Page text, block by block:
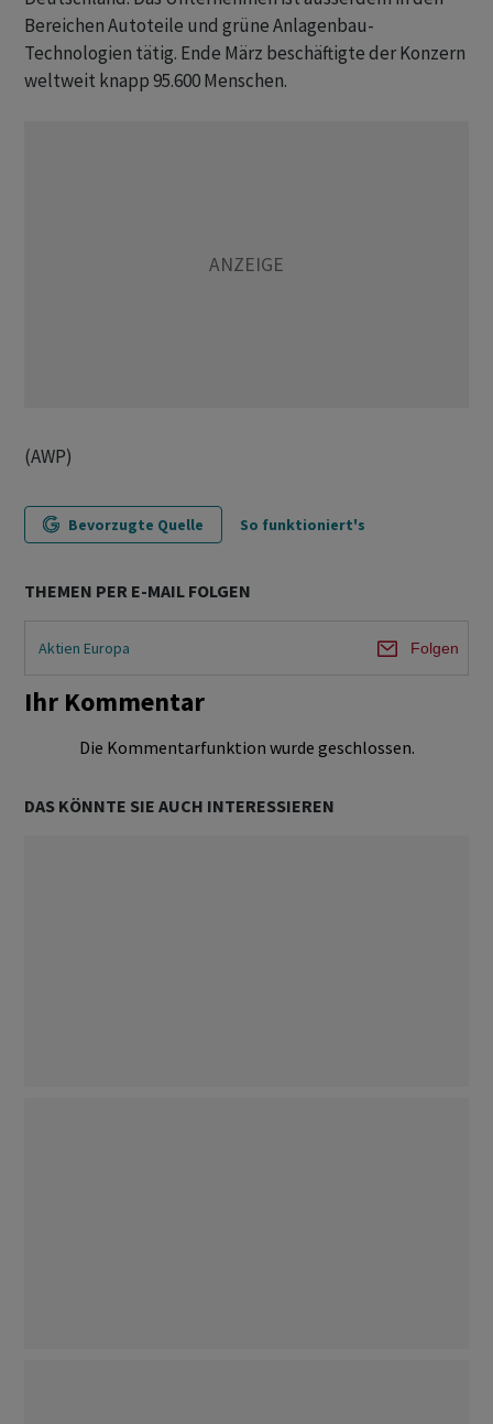
Bereichen Autoteile und grüne Anlagenbau-
Technologien tätig. Ende März beschäftigte der Konzern
weltweit knapp 95.600 Menschen.
(AWP)
Bevorzugte Quelle So funktioniert's
THEMEN PER E-MAIL FOLGEN
Aktien Europa Folgen
Ihr Kommentar
Die Kommentarfunktion wurde geschlossen.
DAS KÖNNTE SIE AUCH INTERESSIEREN